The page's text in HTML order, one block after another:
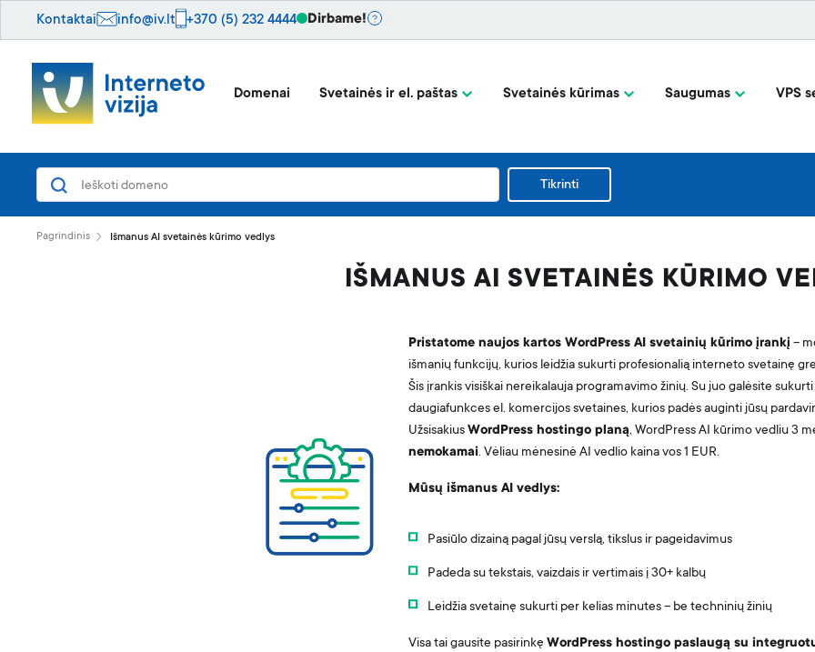
Kontaktai info@iv.lt +370 (5) 232 4444 Dirbame!
Domenai Svetainės ir el. paštas Svetainės kūrimas Saugumas VPS
Tikrinti
Pagrindinis Išmanus AI svetainės kūrimo vedlys
IŠMANUS AI SVETAINĖS KŪRIMO
Pristatome naujos kartos WordPress AI svetainių kūrimo įrankį –
išmanių funkcijų, kurios leidžia sukurti profesionalią interneto svetainę
Šis įrankis visiškai nereikalauja programavimo žinių. Su juo galėsite
daugiafunkces el. komercijos svetaines, kurios padės auginti jūsų
UžsisakiusWordPress hostingo planą, WordPress AI kūrimo vedliu 3
nemokamai. Vėliau mėnesinė AI vedlio kaina vos 1 EUR.
Mūsų išmanus AI vedlys:
Pasiūlo dizainą pagal jūsų verslą, tikslus ir pageidavimus
Padeda su tekstais, vaizdais ir vertimais į 30+ kalbų
Leidžia svetainę sukurti per kelias minutes – be techninių žinių
Visa tai gausite pasirinkę WordPress hostingo paslaugą su